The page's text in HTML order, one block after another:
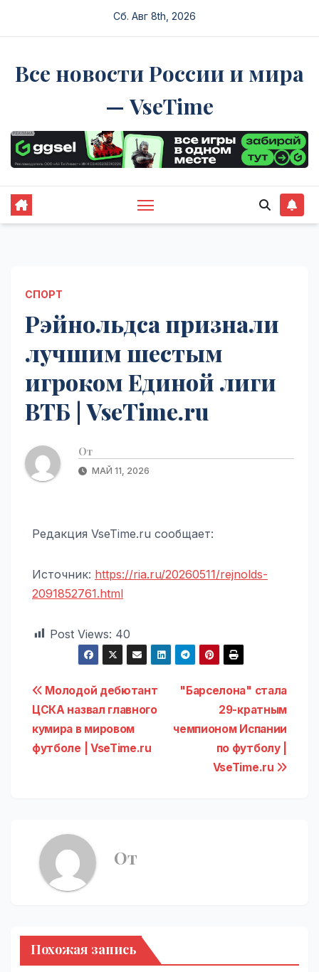
Сб. Авг 8th, 2026
Все новости России и мира
— VseTime
СПОРТ
Рэйнольдса признали
лучшим шестым
игроком Единой лиги
ВТБ | VseTime.ru
От
МАЙ 11, 2026
Редакция VseTime.ru сообщает:
Источник: https://ria.ru/20260511/rejnolds-
2091852761.html
Post Views: 40
Навигация
по
записям
"Барселона" стала
29-кратным
чемпионом Испании
по футболу |
VseTime.ru
Молодой дебютант
ЦСКА назвал главного
кумира в мировом
футболе | VseTime.ru
От
Похожая запись